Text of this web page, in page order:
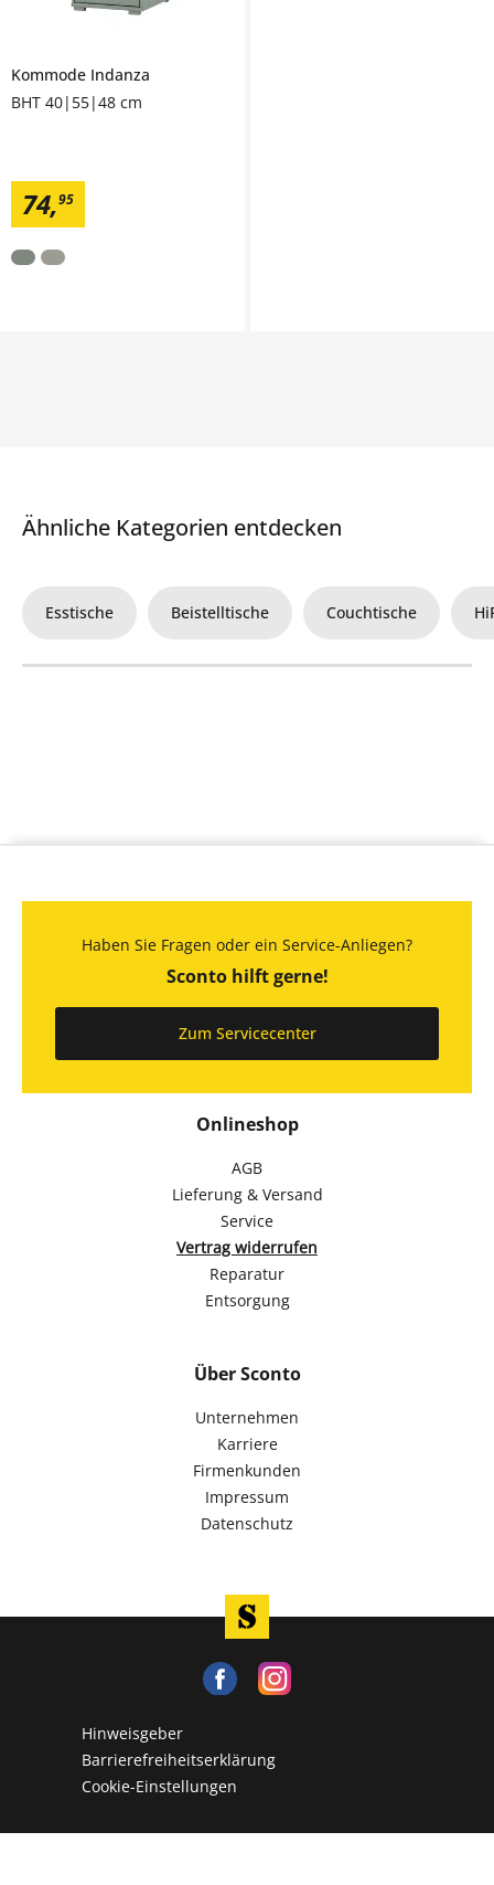
Kommode Indanza
BHT 40|55|48 cm
74,95
Ähnliche Kategorien entdecken
Esstische Beistelltische Couchtische
Onlineshop
AGB
Lieferung & Versand
Service
Vertrag widerrufen
Reparatur
Entsorgung
Über Sconto
Unternehmen
Karriere
Firmenkunden
Impressum
Datenschutz
Haben Sie Fragen oder ein Service-Anliegen?
Sconto hilft gerne!
Zum Servicecenter
Hinweisgeber
Barrierefreiheitserklärung
Cookie-Einstellungen